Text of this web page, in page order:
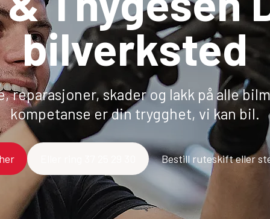
Thygesen
bilverksted
reparasjoner, skader og lakk på alle
kompetanse er din trygghet, vi kan bil.
Eller ring 37 25 29 30 Bestill ruteskift eller